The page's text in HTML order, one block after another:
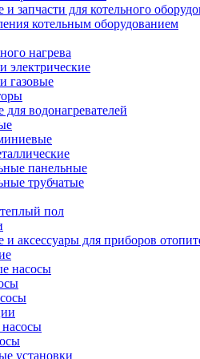
запчасти для котельного
котельным оборудованием
нагрева
электрические
газовые
водонагревателей
панельные
трубчатые
пол
аксессуары для приборов
насосы
установки